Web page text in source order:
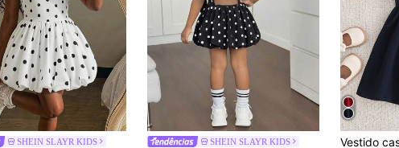
SHEIN SLAYR KIDS SHEIN SLAYR KIDS